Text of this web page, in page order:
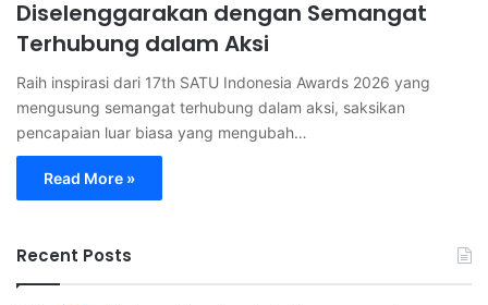
Diselenggarakan dengan Semangat
Terhubung dalam Aksi
Raih inspirasi dari 17th SATU Indonesia Awards 2026 yang
mengusung semangat terhubung dalam aksi, saksikan
pencapaian luar biasa yang mengubah…
Read More »
Recent Posts